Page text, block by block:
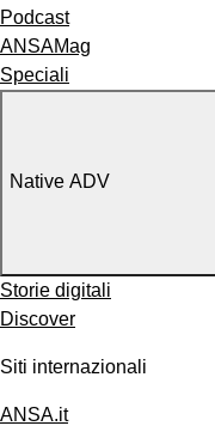
Podcast
ANSAMag
Speciali
Native ADV
Storie digitali
Discover
Siti internazionali
ANSA.it